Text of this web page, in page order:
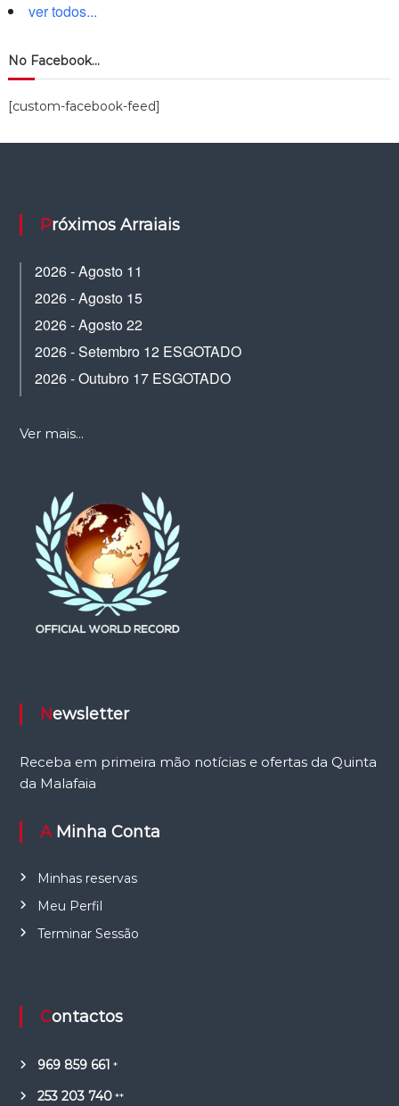
ver todos...
No Facebook…
[custom-facebook-feed]
Próximos Arraiais
2026 - Agosto 11
2026 - Agosto 15
2026 - Agosto 22
2026 - Setembro 12 ESGOTADO
2026 - Outubro 17 ESGOTADO
Ver mais...
Newsletter
Receba em primeira mão notícias e ofertas da Quinta
da Malafaia
A Minha Conta
Minhas reservas
Meu Perfil
Terminar Sessão
Contactos
969 859 661 *
253 203 740**